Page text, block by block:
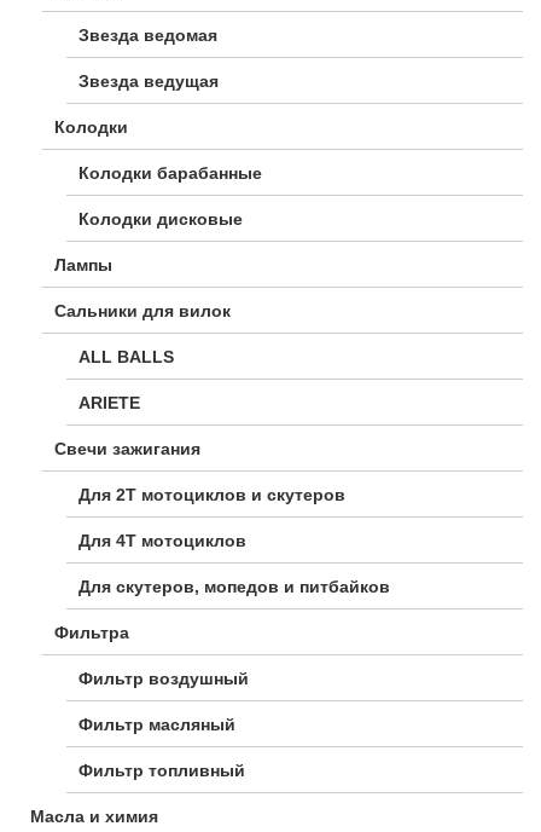
Звезда ведомая
Звезда ведущая
Колодки
Колодки барабанные
Колодки дисковые
Лампы
Сальники для вилок
ALL BALLS
ARIETE
Свечи зажигания
Для 2Т мотоциклов и скутеров
Для 4Т мотоциклов
Для скутеров, мопедов и питбайков
Фильтра
Фильтр воздушный
Фильтр масляный
Фильтр топливный
Масла и химия